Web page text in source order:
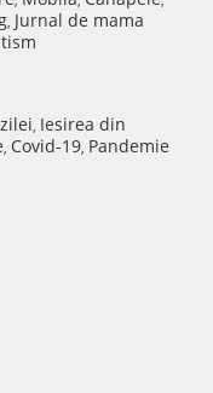
, Jurnal de mama
, Iesirea din
, Covid-19, Pandemie